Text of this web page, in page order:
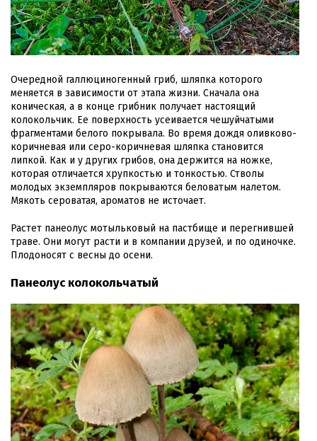
Очередной галлюциногенный гриб, шляпка которого
меняется в зависимости от этапа жизни. Сначала она
коническая, а в конце грибник получает настоящий
колокольчик. Ее поверхность усеивается чешуйчатыми
фрагментами белого покрывала. Во время дождя оливково-
коричневая или серо-коричневая шляпка становится
липкой. Как и у других грибов, она держится на ножке,
которая отличается хрупкостью и тонкостью. Стволы
молодых экземпляров покрываются беловатым налетом.
Мякоть сероватая, ароматов не источает.
Растет панеолус мотыльковый на пастбище и перегнившей
траве. Они могут расти и в компании друзей, и по одиночке.
Плодоносят с весны до осени.
Панеолус колокольчатый